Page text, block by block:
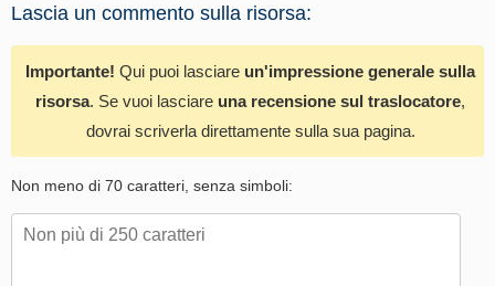
Lascia un commento sulla risorsa:
Importante! Qui puoi lasciare un'impressione generale sulla
risorsa. Se vuoi lasciare una recensione sul traslocatore,
dovrai scriverla direttamente sulla sua pagina.
Non meno di 70 caratteri, senza simboli: